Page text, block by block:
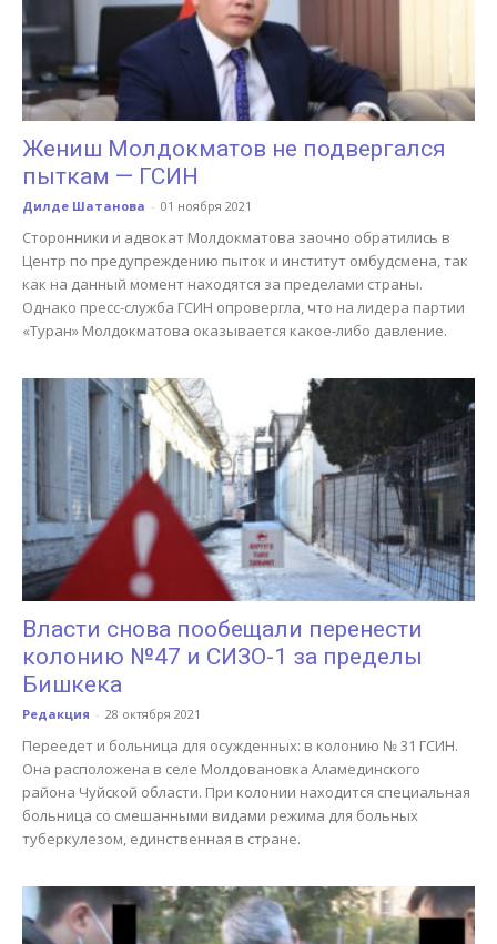
Жениш Молдокматов не подвергался
пыткам — ГСИН
Дилде Шатанова - 01 ноября 2021
Сторонники и адвокат Молдокматова заочно обратились в
Центр по предупреждению пыток и институт омбудсмена, так
как на данный момент находятся за пределами страны.
Однако пресс-служба ГСИН опровергла, что на лидера партии
«Туран» Молдокматова оказывается какое-либо давление.
Власти снова пообещали перенести
колонию №47 и СИЗО-1 за пределы
Бишкека
Редакция - 28 октября 2021
Переедет и больница для осужденных: в колонию № 31 ГСИН.
Она расположена в селе Молдовановка Аламединского
района Чуйской области. При колонии находится специальная
больница со смешанными видами режима для больных
туберкулезом, единственная в стране.